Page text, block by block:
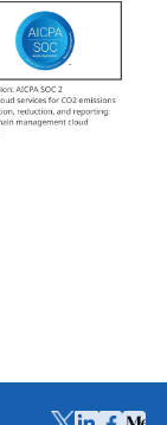
中的決定性
碳排放核算
入的豐富成
場上的領導
顧問團隊
予了羅德
前線同仁
能透過電話
該團隊亦展
的實務反
功能升級之
被證實是集
系統功能